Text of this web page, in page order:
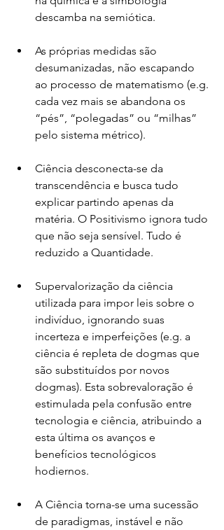
descamba na semiótica.
As próprias medidas são
desumanizadas, não escapando
ao processo de matematismo (e.g.
cada vez mais se abandona os
“pés”, “polegadas” ou “milhas”
pelo sistema métrico).
Ciência desconecta-se da
transcendência e busca tudo
explicar partindo apenas da
matéria. O Positivismo ignora tudo
que não seja sensível. Tudo é
reduzido a Quantidade.
Supervalorização da ciência
utilizada para impor leis sobre o
indivíduo, ignorando suas
incerteza e imperfeições (e.g. a
ciência é repleta de dogmas que
são substituídos por novos
dogmas). Esta sobrevaloração é
estimulada pela confusão entre
tecnologia e ciência, atribuindo a
esta última os avanços e
benefícios tecnológicos
hodiernos.
A Ciência torna-se uma sucessão
de paradigmas, instável e não